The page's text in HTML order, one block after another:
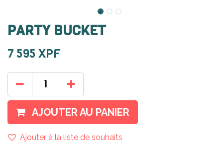
PARTY BUCKET
7 595 XPF
AJOUTER AU PANIER
Ajouter à la liste de souhaits